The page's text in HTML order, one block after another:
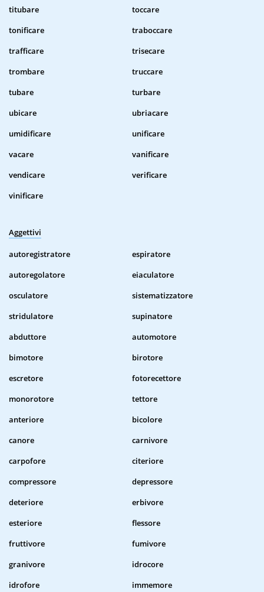
titubare
toccare
tonificare
traboccare
trafficare
trisecare
trombare
truccare
tubare
turbare
ubicare
ubriacare
umidificare
unificare
vacare
vanificare
vendicare
verificare
vinificare
Aggettivi
autoregistratore
espiratore
autoregolatore
eiaculatore
osculatore
sistematizzatore
stridulatore
supinatore
abduttore
automotore
bimotore
birotore
escretore
fotorecettore
monorotore
tettore
anteriore
bicolore
canore
carnivore
carpofore
citeriore
compressore
depressore
deteriore
erbivore
esteriore
flessore
fruttivore
fumivore
granivore
idrocore
idrofore
immemore